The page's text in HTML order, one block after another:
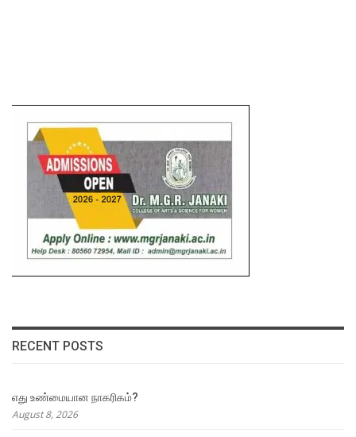
RECENT POSTS
எது உண்மையான நாகரிகம்?
August 8, 2026